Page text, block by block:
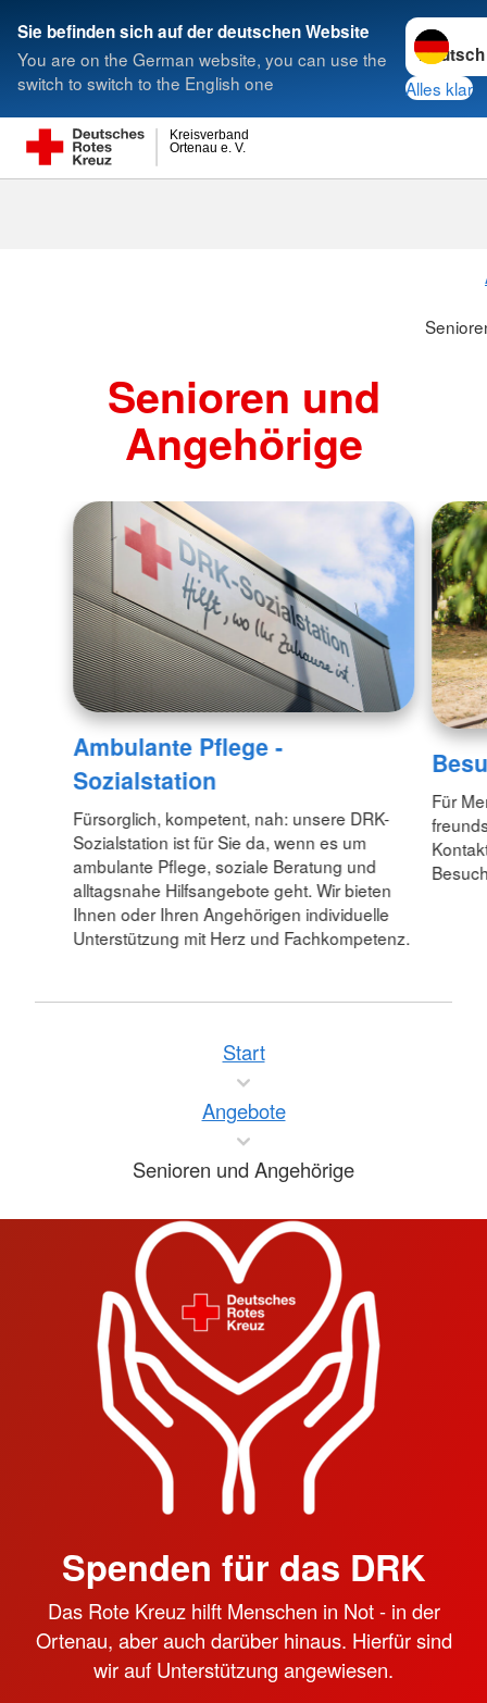
Sie befinden sich auf der deutschen Website
You are on the German website, you can use the
switch to switch to the English one
Sprache
Alles klar
Ortenau e. V.
Kreisverband
Suche
Senioren und
Angehörige
Ambulante Pflege -
Sozialstation
Fürsorglich, kompetent, nah: unsere DRK-
Sozialstation ist für Sie da, wenn es um
ambulante Pflege, soziale Beratung und
alltagsnahe Hilfsangebote geht. Wir bieten
Ihnen oder Ihren Angehörigen individuelle
Unterstützung mit Herz und Fachkompetenz.
Für
Start
Angebote
Senioren und Angehörige
Spenden für das DRK
Das Rote Kreuz hilft Menschen in Not - in der
Ortenau, aber auch darüber hinaus. Hierfür sind
wir auf Unterstützung angewiesen.